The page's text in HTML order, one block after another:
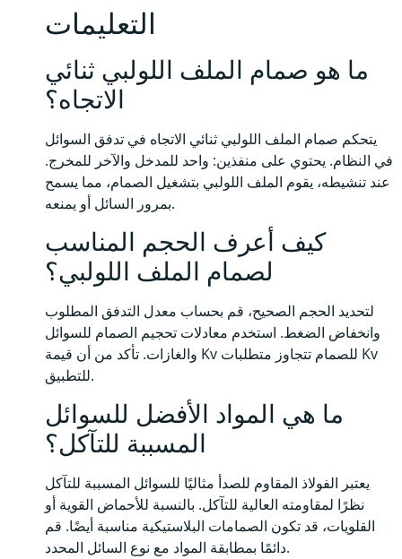
التعليمات
ما هو صمام الملف اللولبي ثنائي
الاتجاه؟
يتحكم صمام الملف اللولبي ثنائي الاتجاه في تدفق السوائل
في النظام. يحتوي على منفذين: واحد للمدخل والآخر للمخرج.
عند تنشيطه، يقوم الملف اللولبي بتشغيل الصمام، مما يسمح
بمرور السائل أو يمنعه.
كيف أعرف الحجم المناسب
لصمام الملف اللولبي؟
لتحديد الحجم الصحيح، قم بحساب معدل التدفق المطلوب
وانخفاض الضغط. استخدم معادلات تحجيم الصمام للسوائل
والغازات. تأكد من أن قيمة Kv للصمام تتجاوز متطلبات Kv
للتطبيق.
ما هي المواد الأفضل للسوائل
المسببة للتآكل؟
يعتبر الفولاذ المقاوم للصدأ مثاليًا للسوائل المسببة للتآكل
نظرًا لمقاومته العالية للتآكل. بالنسبة للأحماض القوية أو
القلويات، قد تكون الصمامات البلاستيكية مناسبة أيضًا. قم
دائمًا بمطابقة المواد مع نوع السائل المحدد.